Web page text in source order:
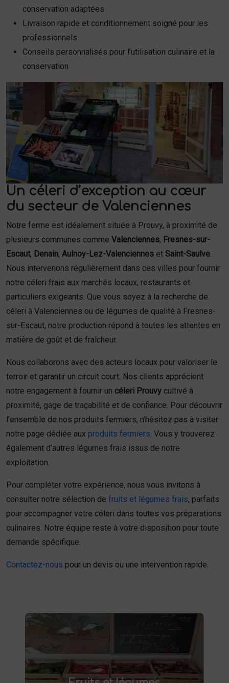
conservation adaptées
Livraison rapide et conditionnement soigné pour les
professionnels
Conseils personnalisés pour l’utilisation culinaire et la
conservation
Un céleri d’exception au cœur
du secteur de Valenciennes
Notre ferme est idéalement située à Prouvy, à proximité de
plusieurs communes comme Valenciennes, Fresnes-sur-
Escaut, Denain, Aulnoy-Lez-Valenciennes et Saint-Saulve
Nous intervenons régulièrement dans ces villes pour fournir
notre céleri frais aux marchés locaux, restaurants et
particuliers exigeants. Que vous soyez à la recherche de
céleri à Valenciennes ou de légumes de qualité à Fresnes-
sur-Escaut, notre production répond à toutes les attentes en
matière de goût et de fraîcheur.
Nous collaborons avec des acteurs locaux pour valoriser le
terroir et garantir un circuit court. Nos clients apprécient
notre engagement à fournir un céleri Prouvy cultivé à
proximité, gage de traçabilité et de confiance. Pour découvrir
l’ensemble de nos produits fermiers, n’hésitez pas à visiter
notre page dédiée aux produits fermiers . Vous y trouverez
également d’autres légumes frais issus de notre
exploitation.
Pour compléter votre expérience, nous vous invitons à
consulter notre sélection de fruits et légumes frais, parfaits
pour accompagner votre céleri dans toutes vos préparations
culinaires. Notre équipe reste à votre disposition pour toute
demande spécifique.
Contactez-nous pour un devis ou une intervention rapide.
Fruits et légumes
Achetez des
fruits et légumes frais à Saint-